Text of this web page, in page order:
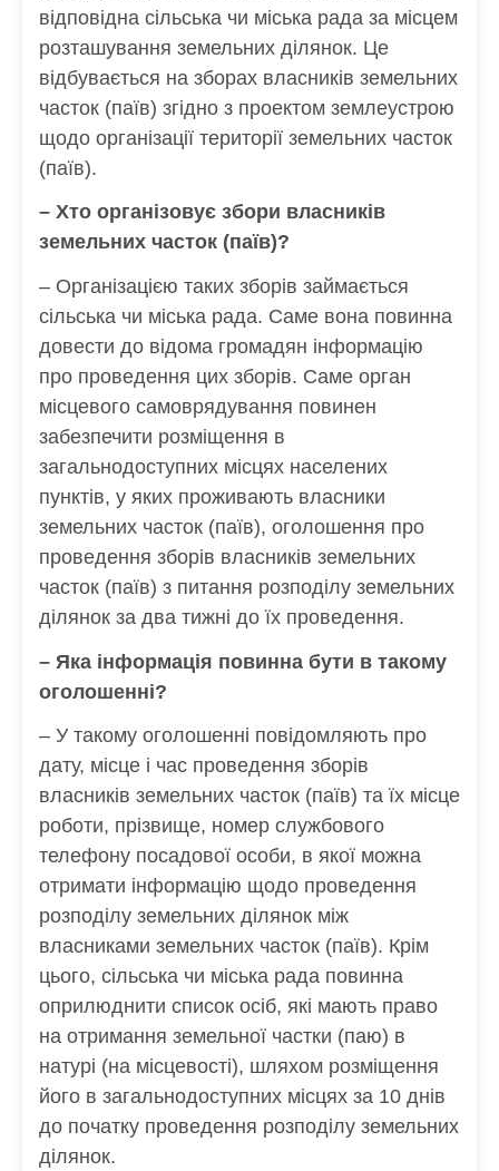
відповідна сільська чи міська рада за місцем
розташування земельних ділянок. Це
відбувається на зборах власників земельних
часток (паїв) згідно з проектом землеустрою
щодо організації території земельних часток
(паїв).
– Хто організовує збори власників
земельних часток (паїв)?
– Організацією таких зборів займається
сільська чи міська рада. Саме вона повинна
довести до відома громадян інформацію
про проведення цих зборів. Саме орган
місцевого самоврядування повинен
забезпечити розміщення в
загальнодоступних місцях населених
пунктів, у яких проживають власники
земельних часток (паїв), оголошення про
проведення зборів власників земельних
часток (паїв) з питання розподілу земельних
ділянок за два тижні до їх проведення.
– Яка інформація повинна бути в такому
оголошенні?
– У такому оголошенні повідомляють про
дату, місце і час проведення зборів
власників земельних часток (паїв) та їх місце
роботи, прізвище, номер службового
телефону посадової особи, в якої можна
отримати інформацію щодо проведення
розподілу земельних ділянок між
власниками земельних часток (паїв). Крім
цього, сільська чи міська рада повинна
оприлюднити список осіб, які мають право
на отримання земельної частки (паю) в
натурі (на місцевості), шляхом розміщення
його в загальнодоступних місцях за 10 днів
до початку проведення розподілу земельних
ділянок.